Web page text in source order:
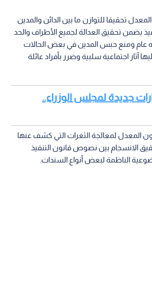
تحقيقا للتوازن ما بين الدائن والمدين
يضمن تحقيق العدالة لجميع الأطراف والحد
عام ومنع حبس المدين في بعض الحالات
آثار اجتماعية سلبية وضرر بأفراد عائلة
جديدة لمجلس الوزراء..
المعدل لمعالجة الثغرات التي كشف عنها
الانسجام بين نصوص قانون التنفيذ
الناظمة لبعض أنواع السندات.